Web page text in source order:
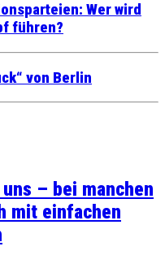
Wer wird
führen?
von Berlin
– bei manchen
mit einfachen